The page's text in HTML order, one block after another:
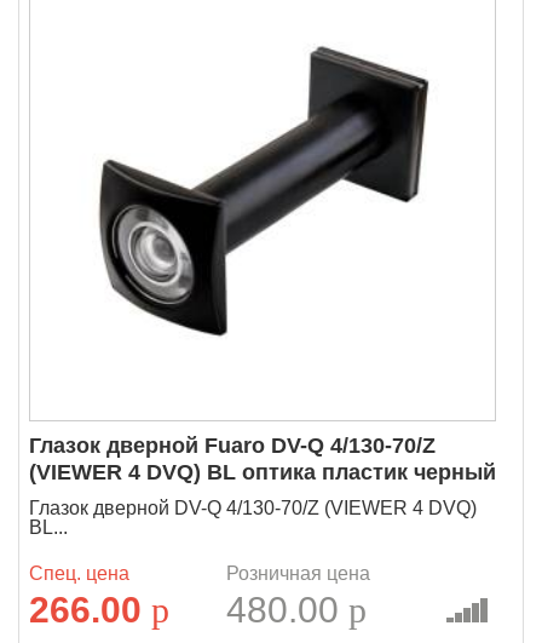
Глазок дверной Fuaro DV-Q 4/130-70/Z
(VIEWER 4 DVQ) BL оптика пластик черный
Глазок дверной DV-Q 4/130-70/Z (VIEWER 4 DVQ)
BL...
Спец. цена
266.00 p
Розничная цена
480.00 p